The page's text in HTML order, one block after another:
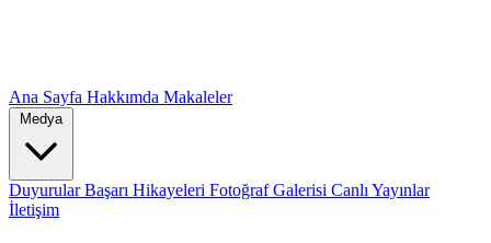
Ana Sayfa Hakkımda Makaleler
Medya
DuyurularBaşarı Hikayeleri Fotoğraf Galerisi Canlı Yayınlar
İletişim